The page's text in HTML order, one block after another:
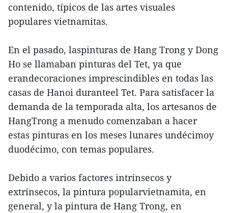
contenido, típicos de las artes visuales
populares vietnamitas.
En el pasado, laspinturas de Hang Trong y Dong
Ho se llamaban pinturas del Tet, ya que
erandecoraciones imprescindibles en todas las
casas de Hanoi duranteel Tet. Para satisfacer la
demanda de la temporada alta, los artesanos de
HangTrong a menudo comenzaban a hacer
estas pinturas en los meses lunares undécimoy
duodécimo, con temas populares.
Debido a varios factores intrínsecos y
extrínsecos, la pintura popularvietnamita, en
general, y la pintura de Hang Trong, en